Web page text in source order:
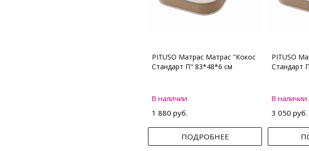
PITUSO Матрас Матрас "Кокос
Стандарт П" 83*48*6 см
В наличии
1 880 руб.
ПОДРОБНЕЕ
PITUSO
Стандарт
В наличии
3 050 руб.